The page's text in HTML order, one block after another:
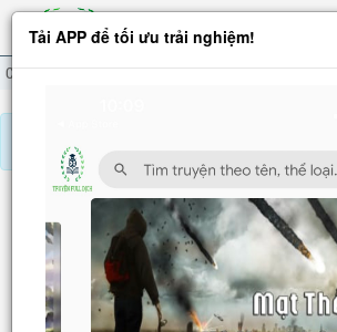
Cửa Hàng Sủng Thú Siêu Thần Chương 397
CỬA HÀNG SỦNG THÚ
Chương 397: Một chưởng
Tải APP để tối ưu trải nghiệm!